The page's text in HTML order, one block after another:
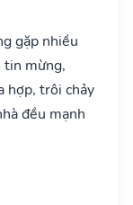
gặp nhiều
tin mừng,
hợp, trôi chảy
đều mạnh